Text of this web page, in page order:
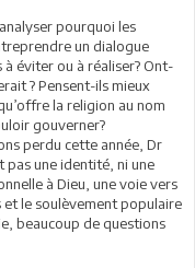
pourquoi les
un dialogue
éviter ou à réaliser? Ont-
? Pensent-ils mieux
la religion au nom
gouverner?
perdu cette année, Dr
pas une identité, ni une
à Dieu, une voie vers
et le soulèvement populaire
beaucoup de questions